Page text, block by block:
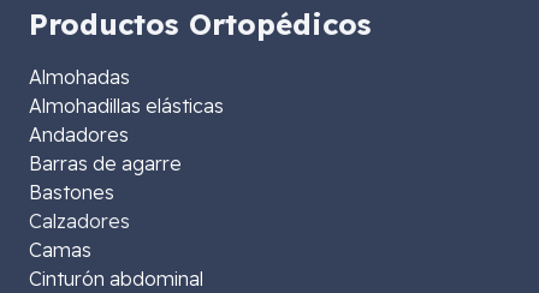
Productos Ortopédicos
Almohadas
Almohadillas elásticas
Andadores
Barras de agarre
Bastones
Calzadores
Camas
Cinturón abdominal